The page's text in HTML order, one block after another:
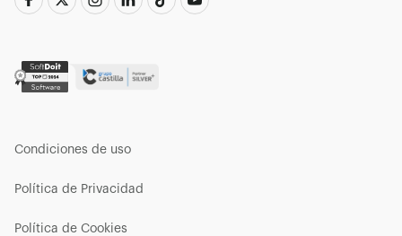
Condiciones de uso
Política de Privacidad
Política de Cookies